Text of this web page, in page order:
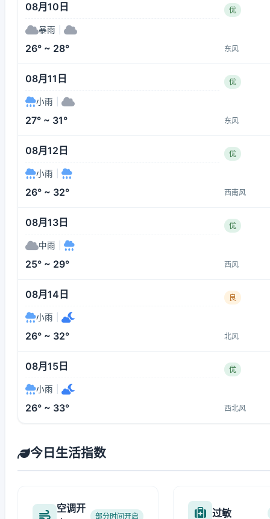
08月10日 优
暴雨
26° ~ 28° 东风
08月11日 优
小雨
27° ~ 31° 东风
08月12日 优
小雨
26° ~ 32° 西南风
08月13日 优
中雨
25° ~ 29° 西风
08月14日 良
小雨
26° ~ 32° 北风
08月15日 优
小雨
26° ~ 33° 西北风
今日生活指数
空调开
部分时间开启 过敏